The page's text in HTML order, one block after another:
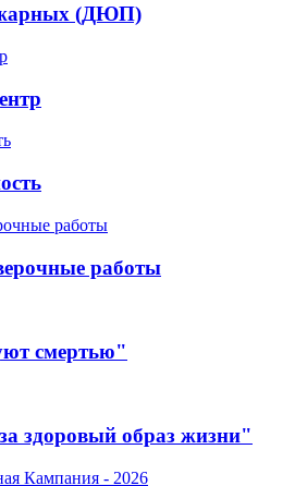
(ДЮП)
работы
смертью"
здоровый образ жизни"